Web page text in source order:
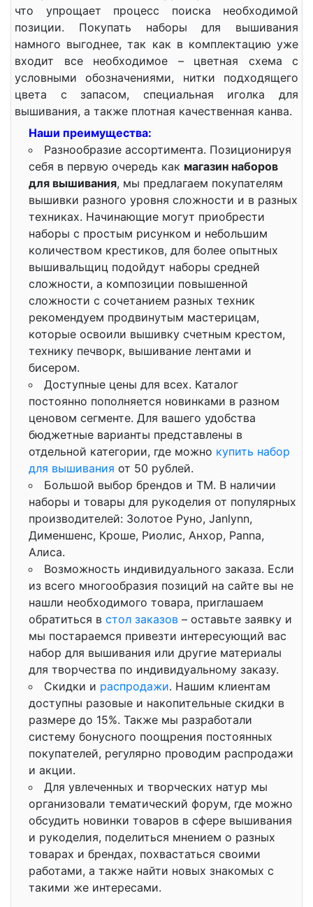
что упрощает процесс поиска необходимой
позиции. Покупать наборы для вышивания
намного выгоднее, так как в комплектацию уже
входит все необходимое – цветная схема с
условными обозначениями, нитки подходящего
цвета с запасом, специальная иголка для
вышивания, а также плотная качественная канва.
Наши преимущества:
Разнообразие ассортимента. Позиционируя
себя в первую очередь как магазин наборов
для вышивания, мы предлагаем покупателям
вышивки разного уровня сложности и в разных
техниках. Начинающие могут приобрести
наборы с простым рисунком и небольшим
количеством крестиков, для более опытных
вышивальщиц подойдут наборы средней
сложности, а композиции повышенной
сложности с сочетанием разных техник
рекомендуем продвинутым мастерицам,
которые освоили вышивку счетным крестом,
технику печворк, вышивание лентами и
бисером.
Доступные цены для всех. Каталог
постоянно пополняется новинками в разном
ценовом сегменте. Для вашего удобства
бюджетные варианты представлены в
отдельной категории, где можно купить набор
для вышивания от 50 рублей.
Большой выбор брендов и ТМ. В наличии
наборы и товары для рукоделия от популярных
производителей: Золотое Руно, Janlynn,
Дименшенс, Кроше, Риолис, Анхор, Panna,
Алиса.
Возможность индивидуального заказа. Если
из всего многообразия позиций на сайте вы не
нашли необходимого товара, приглашаем
обратиться в стол заказов – оставьте заявку и
мы постараемся привезти интересующий вас
набор для вышивания или другие материалы
для творчества по индивидуальному заказу.
Скидки и распродажи. Нашим клиентам
доступны разовые и накопительные скидки в
размере до 15%. Также мы разработали
систему бонусного поощрения постоянных
покупателей, регулярно проводим распродажи
и акции.
Для увлеченных и творческих натур мы
организовали тематический форум, где можно
обсудить новинки товаров в сфере вышивания
и рукоделия, поделиться мнением о разных
товарах и брендах, похвастаться своими
работами, а также найти новых знакомых с
такими же интересами.